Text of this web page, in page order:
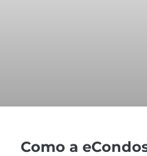
Como a